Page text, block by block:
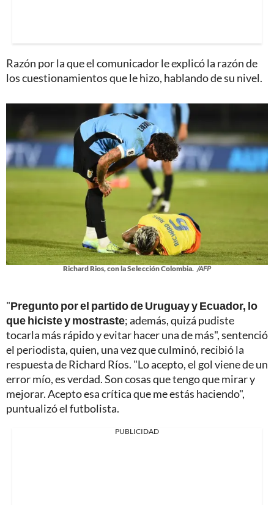
Razón por la que el comunicador le explicó la razón de
los cuestionamientos que le hizo, hablando de su nivel.
Richard Rios, con la Selección Colombia. /AFP
"Pregunto por el partido de Uruguay y Ecuador, lo
que hiciste y mostraste; además, quizá pudiste
tocarla más rápido y evitar hacer una de más", sentenció
el periodista, quien, una vez que culminó, recibió la
respuesta de Richard Ríos. "Lo acepto, el gol viene de un
error mío, es verdad. Son cosas que tengo que mirar y
mejorar. Acepto esa crítica que me estás haciendo",
puntualizó el futbolista.
PUBLICIDAD